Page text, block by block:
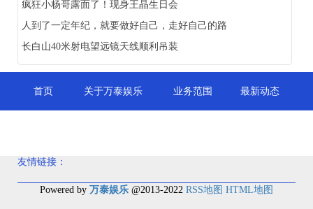
疯狂小杨哥露面了！现身王晶生日会
人到了一定年纪，就要做好自己，走好自己的路
长白山40米射电望远镜天线顺利吊装
首页 关于万泰娱乐 业务范围 最新动态
友情链接：
Powered by 万泰娱乐 @2013-2022 RSS地图 HTML地图